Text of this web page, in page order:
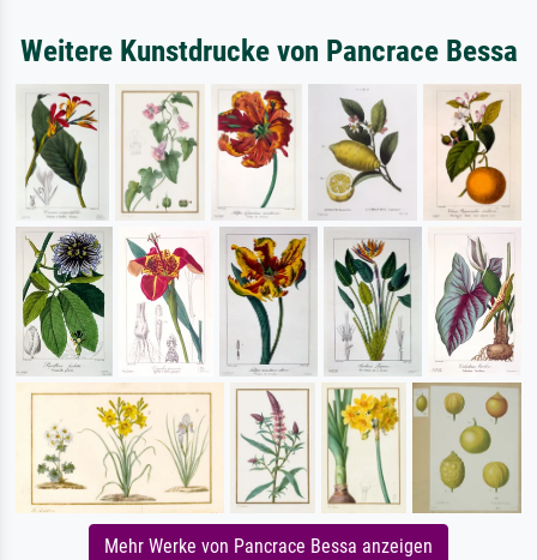
Weitere Kunstdrucke von Pancrace Bessa
Mehr Werke von Pancrace Bessa anzeigen